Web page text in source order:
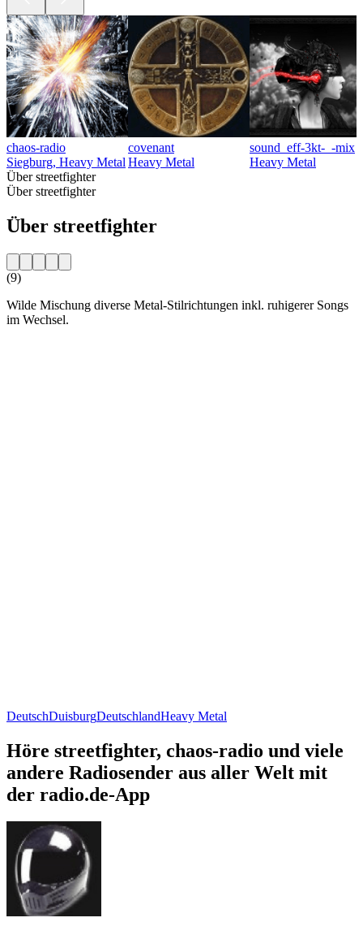
chaos-radio
Siegburg, Heavy Metal
covenant
Heavy Metal
sound_eff-3kt-_-mix
Heavy Metal
Über streetfighter
Über streetfighter
Über streetfighter
(9)
Wilde Mischung diverse Metal-Stilrichtungen inkl. ruhigerer Songs
im Wechsel.
DeutschDuisburgDeutschlandHeavy Metal
Höre streetfighter, chaos-radio und viele
andere Radiosender aus aller Welt mit
der radio.de-App